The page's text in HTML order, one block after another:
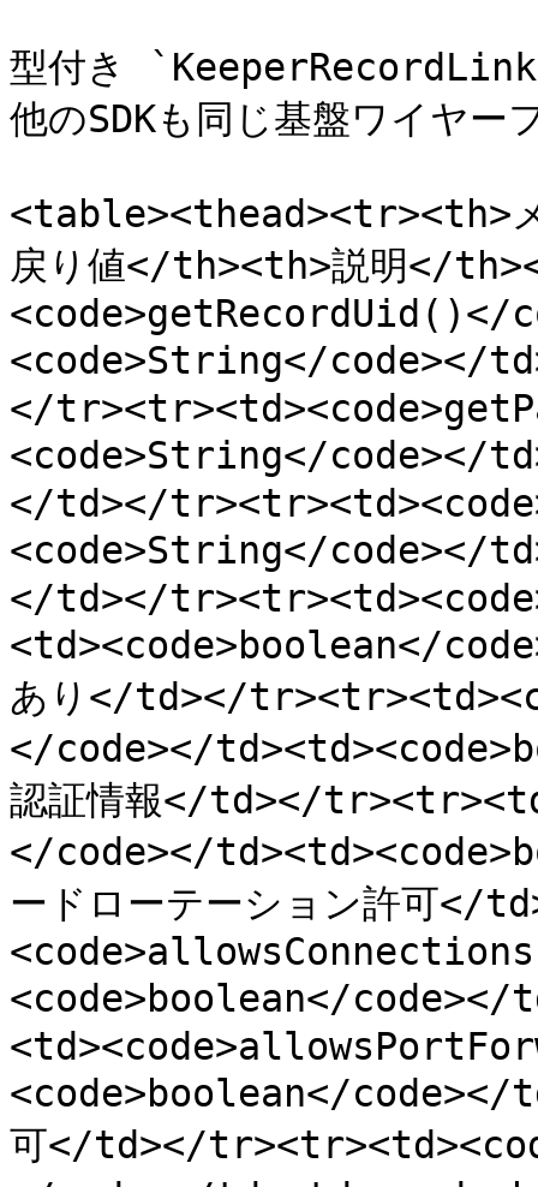
型付き
他のSDKも同じ基盤ワイヤー
<table><thead><tr><th>
戻り値</th><th>説明</
<code>getRecordUid()</
<code>String</code></
</
<code>String</code></
</td></
<code>String</code></
</td></
<td><code>boolean</
あり</td></
</code></
認証情報</td></
</code></
ードローテーション許可
<code>boolean</
<code>boolean</code></
可</td></